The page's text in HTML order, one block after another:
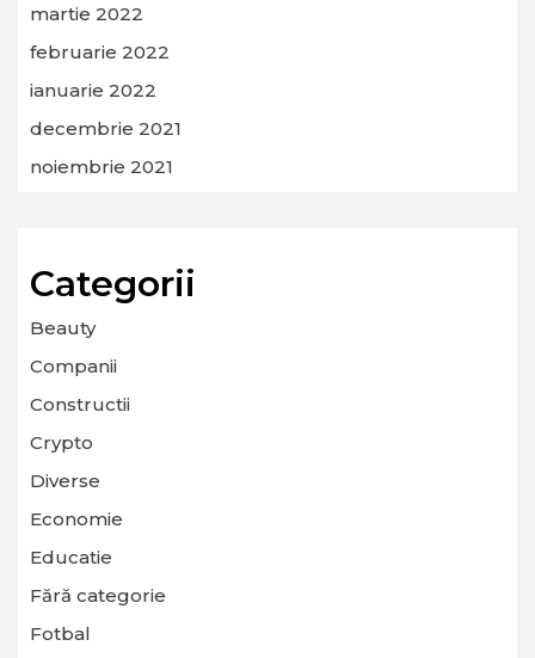
martie 2022
februarie 2022
ianuarie 2022
decembrie 2021
noiembrie 2021
Categorii
Beauty
Companii
Constructii
Crypto
Diverse
Economie
Educatie
Fără categorie
Fotbal